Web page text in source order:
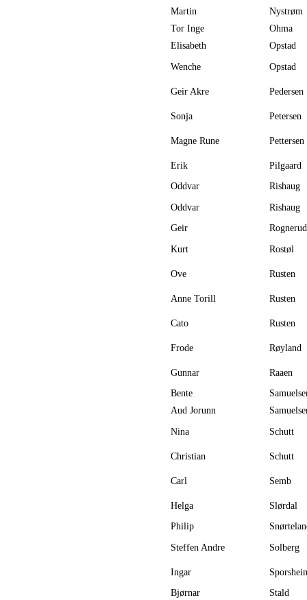
Martin
Nystrøm
Tor Inge
Ohma
Elisabeth
Opstad
Wenche Opstad
Geir Akre Pedersen
Sonja Petersen
Magne Rune Pettersen
Erik
Pilgaard
Oddvar
Rishaug
Oddvar
Rishaug
Geir
Rognerud
Kurt Rostøl
Ove Rusten
Anne Torill Rusten
Cato Rusten
Frode Røyland
Gunnar
Raaen
Bente
Aud Jorunn
Nina Schutt
Christian Schutt
Carl Semb
Helga
Slørdal
Philip
Steffen Andre Solberg
Ingar
Bjørnar
Stald